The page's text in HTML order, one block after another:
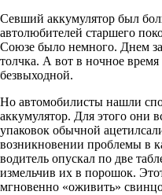
Севший аккумулятор был
автолюбителей старшего
Союзе было немного. Днем
толчка. А вот в ночное время
безвыходной.
Но автомобилисты нашли
аккумулятор. Для этого они
упаковок обычной
возникновении проблемы в
водитель опускал по две
измельчив их в порошок.
мгновенно «оживить»